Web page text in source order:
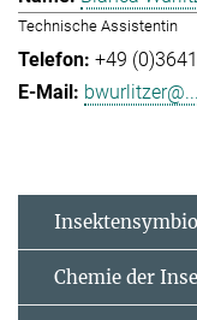
Technische Assistentin
+49
bwurlitzer@...
Chemie der